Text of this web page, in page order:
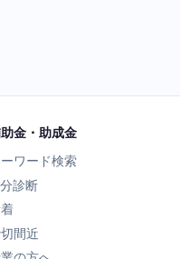
金・助成金
ワード検索
診断
間近